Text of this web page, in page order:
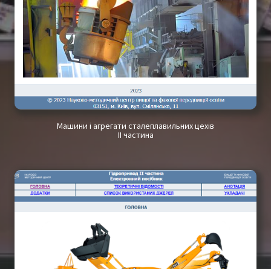
Машини і агрегати сталеплавильних цехів
II частина